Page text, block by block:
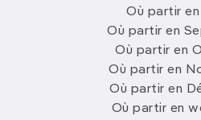
Où partir
Où partir en
Où partir en
Où partir en
Où partir en
Où partir en